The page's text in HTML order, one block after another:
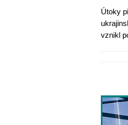
Útoky
vznikl